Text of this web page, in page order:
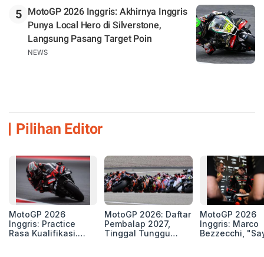
5
MotoGP 2026 Inggris: Akhirnya Inggris
Punya Local Hero di Silverstone,
Langsung Pasang Target Poin
NEWS
Pilihan Editor
MotoGP 2026
Inggris: Practice
Rasa Kualifikasi.
MotoGP 2026: Daftar
Pembalap 2027,
Tinggal Tunggu
MotoGP 2026
Inggris: Marco
Bezzecchi,